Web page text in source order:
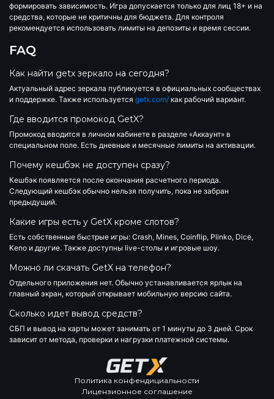
формировать зависимость. Игра допускается только для лиц 18+ и на
средства, которые не критичны для бюджета. Для контроля
рекомендуется использовать лимиты на депозиты и время сессии.
FAQ
Как найти getx зеркало на сегодня?
Актуальный адрес зеркала публикуется в официальных сообществах
и поддержке. Также используется getx.com/ как рабочий вариант.
Где вводится промокод GetX?
Промокод вводится в личном кабинете в разделе «Аккаунт» в
специальном поле. Есть дневные и месячные лимиты на активации.
Почему кешбэк не доступен сразу?
Кешбэк появляется после окончания расчетного периода.
Следующий кешбэк обычно нельзя получить, пока не забран
предыдущий.
Какие игры есть у GetX кроме слотов?
Есть собственные быстрые игры: Crash, Mines, Coinflip, Plinko, Dice,
Keno и другие. Также доступны live-столы и игровые шоу.
Можно ли скачать GetX на телефон?
Отдельного приложения нет. Обычно устанавливается ярлык на
главный экран, который открывает мобильную версию сайта.
Сколько идет вывод средств?
СБП и вывод на карты может занимать от 1 минуты до 3 дней. Срок
зависит от метода, проверки и нагрузки платежной системы.
Политика конфендициальности
Лицензионное соглашение